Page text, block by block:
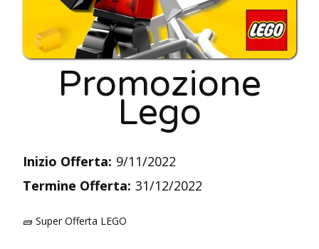
Promozione
Lego
Inizio Offerta: 9/11/2022
Termine Offerta: 31/12/2022
🧱 Super Offerta LEGO